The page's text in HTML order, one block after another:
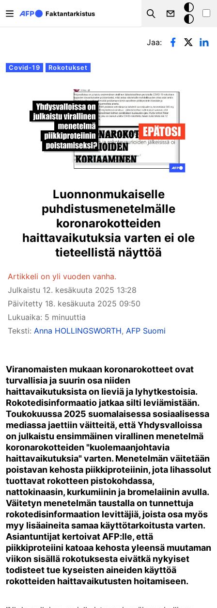
Faktantarkistus
Search
Tumma
tila
Ensisijaiset välilehdet
Covid-19 Rokotukset
Jaa:
Luonnonmukaiselle
puhdistusmenetelmälle
koronarokotteiden
haittavaikutuksia varten ei ole
tieteellistä näyttöä
Artikkeli on yli vuoden vanha.
Julkaistu 12. kesäkuuta 2025 13:28
Päivitetty 18. kesäkuuta 2025 09:50
Lukuaika: 5 minuuttia
Teksti: Anna HOLLINGSWORTH, AFP Suomi
Viranomaisten mukaan koronarokotteet ovat
turvallisia ja suurin osa niiden
haittavaikutuksista on lieviä ja lyhytkestoisia.
Rokotedisinformaatio jatkaa silti leviämistään.
Toukokuussa 2025 suomalaisessa sosiaalisessa
mediassa jaettiin väitteitä, että Yhdysvalloissa
on julkaistu ensimmäinen virallinen menetelmä
koronarokotteiden "kuolemaanjohtavia
haittavaikutuksia" varten. Menetelmän väitetään
poistavan kehosta piikkiproteiinin, jota lihassolut
tuottavat rokotteen pistokohdassa,
nattokinaasin, kurkumiinin ja bromelaiinin avulla.
Väitetyn menetelmän taustalla on tunnettuja
rokotedisinformaation levittäjiä, joista osa myös
myy lisäaineita samaa käyttötarkoitusta varten.
Asiantuntijat kertoivat AFP:lle, että
piikkiproteiini katoaa kehosta yleensä muutaman
viikon sisällä rokotuksesta eivätkä nykyiset
todisteet tue kyseisten aineiden käyttöä
rokotteiden haittavaikutusten hoitamiseen.